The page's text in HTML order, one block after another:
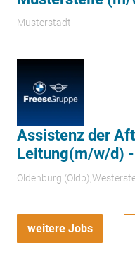
Musterstadt
Assistenz der
Leitung(m/w/d) -
Oldenburg
weitere Jobs